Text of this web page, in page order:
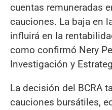
cuentas remuneradas
cauciones. La baja en
influirá en la
como confirmó Nery
Investigación y
La decisión del BCRA
cauciones bursátiles,